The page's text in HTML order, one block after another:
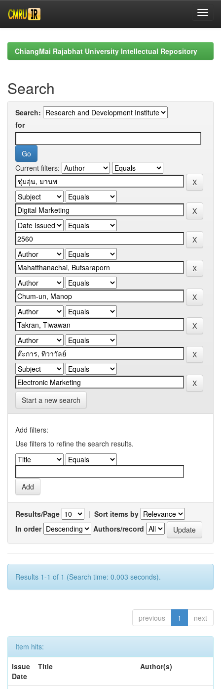
navigationChiangMai Rajabhat University Intellectual Repository
Search
Search:
for
Current filters:
Start a new search
Add filters:
Use filters to refine the search results.
Results/Page | Sort items by
In order
Authors/record
Results 1-1 of 1 (Search time: 0.003 seconds).
previous 1 next
Item hits:
Issue
Date
Title Author(s)